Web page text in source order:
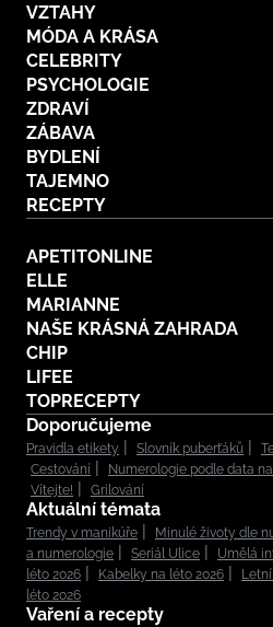
VZTAHY
MÓDA A KRÁSA
CELEBRITY
PSYCHOLOGIE
ZDRAVÍ
ZÁBAVA
BYDLENÍ
TAJEMNO
RECEPTY
APETITONLINE
ELLE
MARIANNE
NAŠE KRÁSNÁ ZAHRADA
CHIP
LIFEE
TOPRECEPTY
Doporučujeme
Pravidla etikety Slovník puberťáků
Cestování
Numerologie podle data
Vítejte!
Grilování
Aktuální témata
Trendy v manikúře Minulé životy dle
a numerologie
Seriál Ulice Umělá
léto 2026
Kabelky na léto 2026
léto 2026
Vaření a recepty